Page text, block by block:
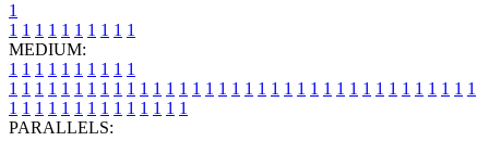
1
1 1 1 1 1 1 1 1 1 1
MEDIUM:
1 1 1 1 1 1 1 1 1 1
1 1 1 1 1 1 1 1 1 1 1 1 1 1 1 1 1 1 1 1 1 1 1 1 1 1 1 1 1 1 1 1 1 1 1 1
1 1 1 1 1 1 1 1 1 1 1 1 1 1
PARALLELS: